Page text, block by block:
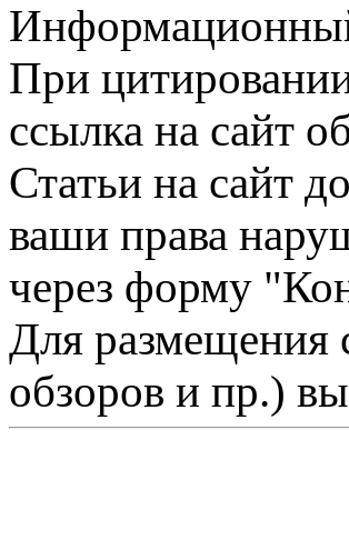
При
ссылка на сайт
Статьи на сайт
ваши права
через форму
Для размещения
обзоров и пр.)